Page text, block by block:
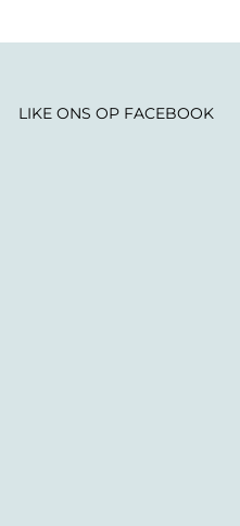
LIKE ONS OP FACEBOOK